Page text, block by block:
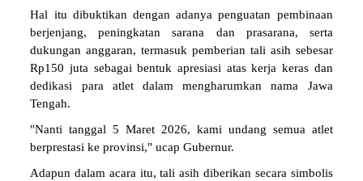
Hal itu dibuktikan dengan adanya penguatan pembinaan
berjenjang, peningkatan sarana dan prasarana, serta
dukungan anggaran, termasuk pemberian tali asih sebesar
Rp150 juta sebagai bentuk apresiasi atas kerja keras dan
dedikasi para atlet dalam mengharumkan nama Jawa
Tengah.
"Nanti tanggal 5 Maret 2026, kami undang semua atlet
berprestasi ke provinsi," ucap Gubernur.
Adapun dalam acara itu, tali asih diberikan secara simbolis